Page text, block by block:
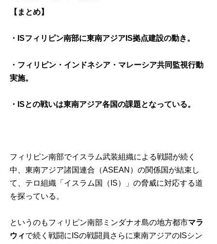
【まとめ】
・ISフィリピン南部に東南アジアIS拠点建設の動き。
・フィリピン・インドネシア・マレーシア共同監視行動
実施。
・ISとの戦いは東南アジア各国の課題となっている。
フィリピン南部でイスラム武装組織による戦闘が続く
中、東南アジア諸国連合（ASEAN）の関係国が結束し
て、テロ組織「イスラム国（IS）」の脅威に対応する道
を探っている。
というのもフィリピン南部ミンダナオ島の地方都市マラ
ウィで続く戦闘にISの戦闘員さらに東南アジアのISシン